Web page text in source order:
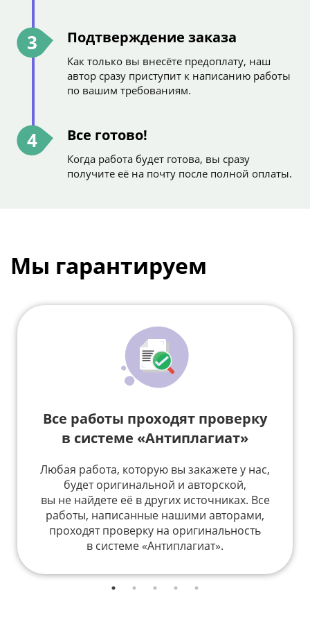
3 Подтверждение заказа
Как только вы внесёте предоплату, наш
автор сразу приступит к написанию работы
по вашим требованиям.
4 Все готово!
Когда работа будет готова, вы сразу
получите её на почту после полной оплаты.
Мы гарантируем
Все работы проходят проверку
в системе «Антиплагиат»
Любая работа, которую вы закажете у нас,
будет оригинальной и авторской,
вы не найдете её в других источниках. Все
работы, написанные нашими авторами,
проходят проверку на оригинальность
в системе «Антиплагиат».